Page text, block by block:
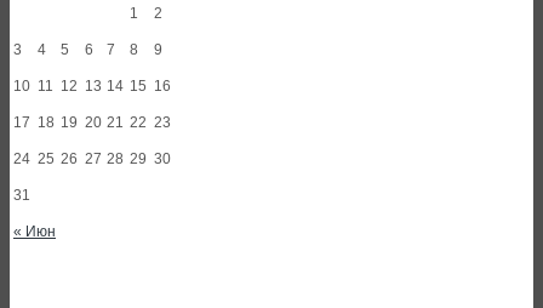
« Июн
1 2
3 4 5 6 7 8 9
10 11 12 13 14 15 16
17 18 19 20 21 22 23
24 25 26 27 28 29 30
31